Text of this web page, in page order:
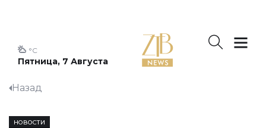
Пятница, 7 Августа
°C
Назад
НОВОСТИ